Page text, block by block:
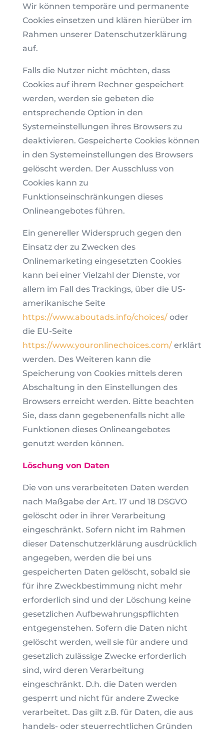
Wir können temporäre und permanente
Cookies einsetzen und klären hierüber im
Rahmen unserer Datenschutzerklärung
auf.
Falls die Nutzer nicht möchten, dass
Cookies auf ihrem Rechner gespeichert
werden, werden sie gebeten die
entsprechende Option in den
Systemeinstellungen ihres Browsers zu
deaktivieren. Gespeicherte Cookies können
in den Systemeinstellungen des Browsers
gelöscht werden. Der Ausschluss von
Cookies kann zu
Funktionseinschränkungen dieses
Onlineangebotes führen.
Ein genereller Widerspruch gegen den
Einsatz der zu Zwecken des
Onlinemarketing eingesetzten Cookies
kann bei einer Vielzahl der Dienste, vor
allem im Fall des Trackings, über die US-
amerikanische Seite
https://www.aboutads.info/choices/oder
die EU-Seite
https://www.youronlinechoices.com/erklärt
werden. Des Weiteren kann die
Speicherung von Cookies mittels deren
Abschaltung in den Einstellungen des
Browsers erreicht werden. Bitte beachten
Sie, dass dann gegebenenfalls nicht alle
Funktionen dieses Onlineangebotes
genutzt werden können.
Löschung von Daten
Die von uns verarbeiteten Daten werden
nach Maßgabe der Art. 17 und 18 DSGVO
gelöscht oder in ihrer Verarbeitung
eingeschränkt. Sofern nicht im Rahmen
dieser Datenschutzerklärung ausdrücklich
angegeben, werden die bei uns
gespeicherten Daten gelöscht, sobald sie
für ihre Zweckbestimmung nicht mehr
erforderlich sind und der Löschung keine
gesetzlichen Aufbewahrungspflichten
entgegenstehen. Sofern die Daten nicht
gelöscht werden, weil sie für andere und
gesetzlich zulässige Zwecke erforderlich
sind, wird deren Verarbeitung
eingeschränkt. D.h. die Daten werden
gesperrt und nicht für andere Zwecke
verarbeitet. Das gilt z.B. für Daten, die aus
handels- oder steuerrechtlichen Gründen